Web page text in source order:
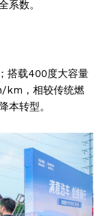
系数。
搭载400度大容量
km，相较传统燃
本转型。